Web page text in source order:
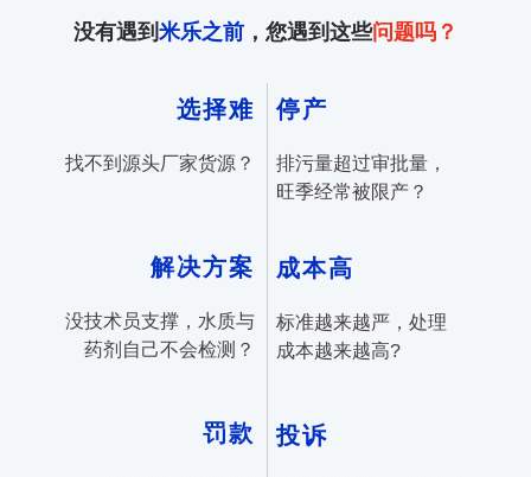
没有遇到米乐之前 ，您遇到这些问题吗？
选择难
找不到源头厂家货源？
解决方案
没技术员支撑，水质与
药剂自己不会检测？
罚款
停产
排污量超过审批量，
旺季经常被限产？
成本高
标准越来越严，处理
成本越来越高?
投诉